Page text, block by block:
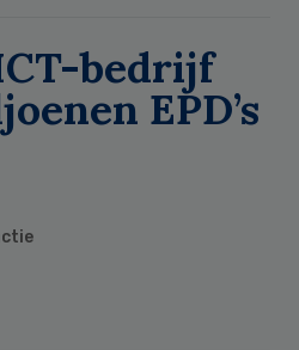
bedrijf
EPD’s